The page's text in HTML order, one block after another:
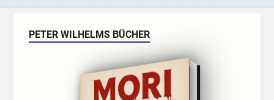
PETER WILHELMS BÜCHER